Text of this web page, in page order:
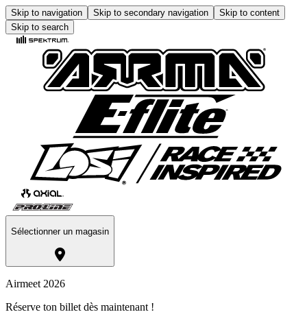
Skip to navigation Skip to secondary navigation
Skip to content
Skip to search
Sélectionner un magasin
Airmeet 2026
Réserve ton billet dès maintenant !